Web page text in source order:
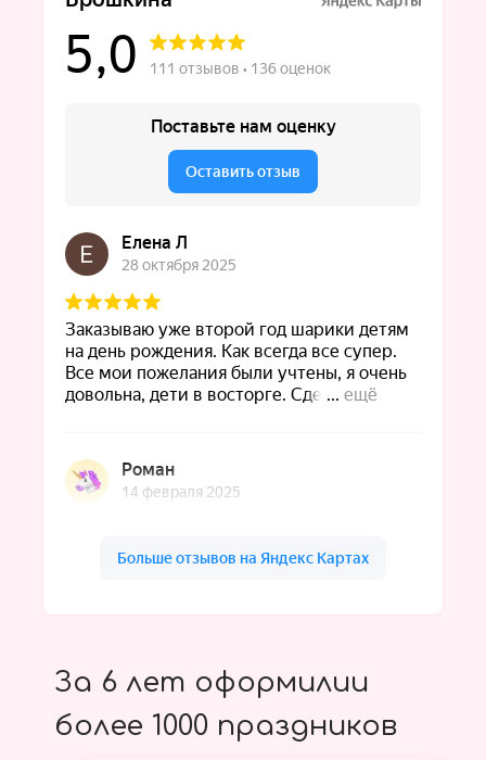
За 6 лет оформилии
более 1000 праздников